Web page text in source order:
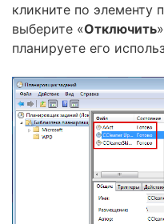
кликните по
выберите «Отключить
планируете его